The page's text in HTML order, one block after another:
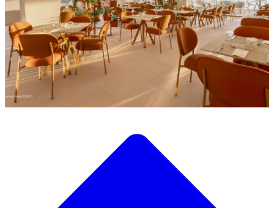
Descubra a nossa ampla seleção de mobiliário de design